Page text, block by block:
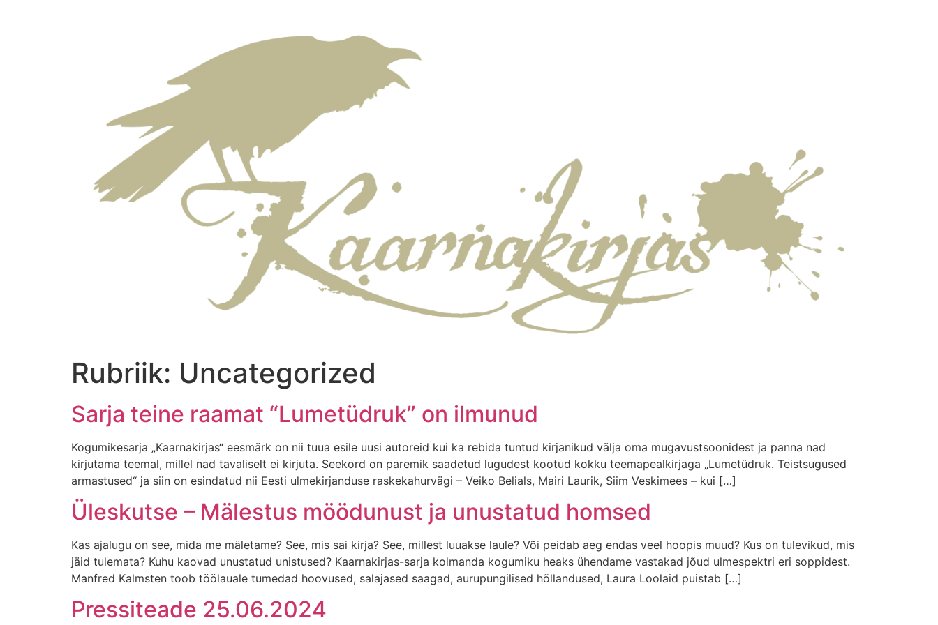
Rubriik: Uncategorized
Sarja teine raamat “Lumetüdruk” on ilmunud
Kogumikesarja „Kaarnakirjas“ eesmärk on nii tuua esile uusi autoreid kui ka rebida tuntud kirjanikud välja oma mugavustsoonidest ja panna nad
kirjutama teemal, millel nad tavaliselt ei kirjuta. Seekord on paremik saadetud lugudest kootud kokku teemapealkirjaga „Lumetüdruk. Teistsugused
armastused“ ja siin on esindatud nii Eesti ulmekirjanduse raskekahurvägi – Veiko Belials, Mairi Laurik, Siim Veskimees – kui […]
Üleskutse – Mälestus möödunust ja unustatud homsed
Kas ajalugu on see, mida me mäletame? See, mis sai kirja? See, millest luuakse laule? Või peidab aeg endas veel hoopis muud? Kus on tulevikud, mis
jäid tulemata? Kuhu kaovad unustatud unistused? Kaarnakirjas-sarja kolmanda kogumiku heaks ühendame vastakad jõud ulmespektri eri soppidest.
Manfred Kalmsten toob töölauale tumedad hoovused, salajased saagad, aurupungilised hõllandused, Laura Loolaid puistab […]
Pressiteade 25.06.2024